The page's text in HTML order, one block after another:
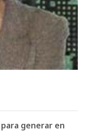
generar en